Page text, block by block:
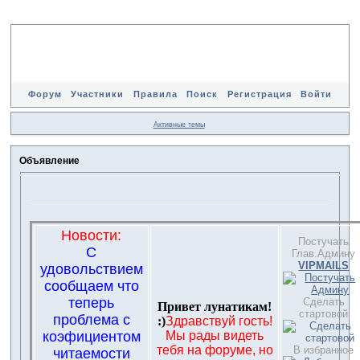
Форум Участники Правила Поиск Регистрация Войти
Активные темы
Объявление
Новости:
С
удовольствием
сообщаем что
теперь
проблема с
коэфициентом
читаемости
Привет лунатикам!
:)Здравствуй гость!
Мы рады видеть
тебя на форуме, но
Постучать
Глав.Админу
VIPMAILS
Сделать
стартовой
В избранное